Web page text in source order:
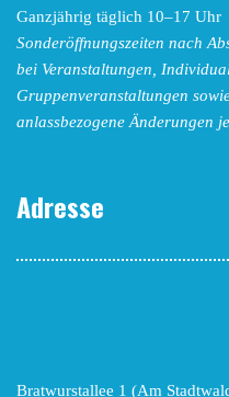
Ganzjährig täglich 10–17 Uhr
Sonderöffnungszeiten nach
bei Veranstaltungen,
Gruppenveranstaltungen
anlassbezogene Änderungen
Adresse
Bratwurstallee 1 (Am